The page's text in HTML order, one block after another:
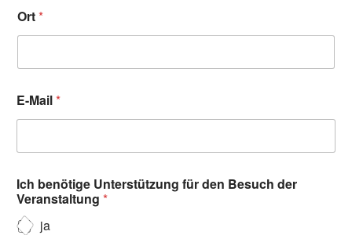
Ort*
E-Mail*
Ich benötige Unterstützung für den Besuch der
Veranstaltung *
ja